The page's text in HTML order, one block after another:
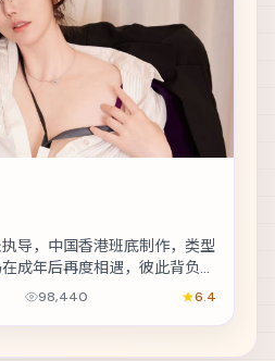
执导，中国香港班底制作，类型
成年后再度相遇，彼此背负的
括赵丽颖、全智贤、长泽雅
98,440 6.4